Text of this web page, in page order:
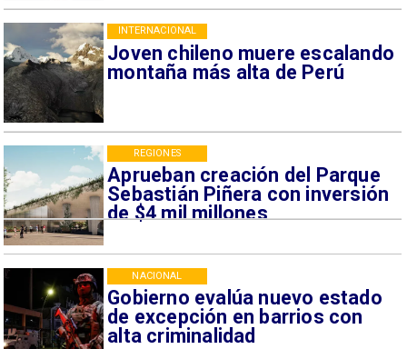
Joven chileno muere escalando
montaña más alta de Perú
INTERNACIONAL
Aprueban creación del Parque
Sebastián Piñera con inversión
de $4 mil millones
REGIONES
Gobierno evalúa nuevo estado
de excepción en barrios con
alta criminalidad
NACIONAL